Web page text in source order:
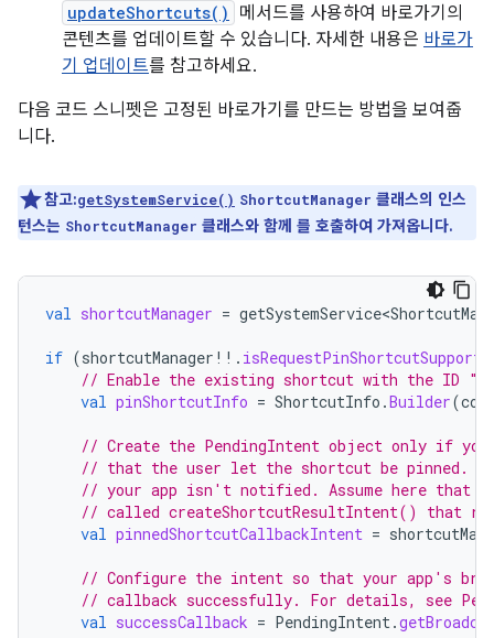
updateShortcuts()
메서드를 사용하여 바로가기의
콘텐츠를 업데이트할 수 있습니다. 자세한 내용은 바로가
기 업데이트를 참고하세요.
다음 코드 스니펫은 고정된 바로가기를 만드는 방법을 보여줍
니다.
참고:getSystemService() ShortcutManager 클래스의 인스
턴스는 ShortcutManager 클래스와 함께 를 호출하여 가져옵니다.
val shortcutManager =
if (shortcutManager !! .
// Enable the existing shortcut with the ID
val pinShortcutInfo = ShortcutInfo .Builder(
// Create the PendingIntent object only if
// that the user let the shortcut be pinned.
// your app isn't notified. Assume here that
// called createShortcutResultIntent() that
val pinnedShortcutCallbackIntent =
// Configure the intent so that your app's
// callback successfully. For details, see
val successCallback = PendingIntent.